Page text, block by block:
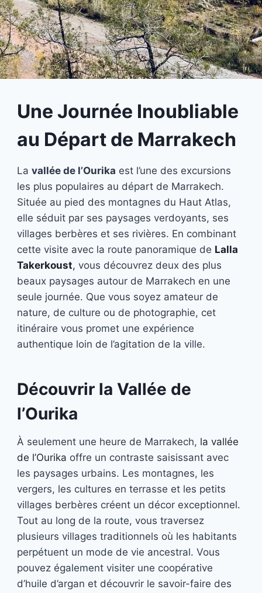
Une Journée Inoubliable
au Départ de Marrakech
Lavallée de l’Ourika est l’une des excursions
les plus populaires au départ de Marrakech.
Située au pied des montagnes du Haut Atlas,
elle séduit par ses paysages verdoyants, ses
villages berbères et ses rivières. En combinant
cette visite avec la route panoramique de Lalla
Takerkoust, vous découvrez deux des plus
beaux paysages autour de Marrakech en une
seule journée. Que vous soyez amateur de
nature, de culture ou de photographie, cet
itinéraire vous promet une expérience
authentique loin de l’agitation de la ville.
Découvrir la Vallée de
l’Ourika
À seulement une heure de Marrakech, la vallée
de l’Ourika offre un contraste saisissant avec
les paysages urbains. Les montagnes, les
vergers, les cultures en terrasse et les petits
villages berbères créent un décor exceptionnel.
Tout au long de la route, vous traversez
plusieurs villages traditionnels où les habitants
perpétuent un mode de vie ancestral. Vous
pouvez également visiter une coopérative
d’huile d’argan et découvrir le savoir-faire des